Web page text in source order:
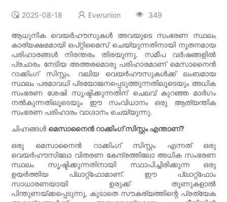
2025-08-18 Everunion 349
ആധുനിക വെയർഹൗസുകൾ അവയുടെ സംഭരണ സ്ഥലം
കാര്യക്ഷമമായി ഒപ്റ്റിമൈസ് ചെയ്യുന്നതിനായി നൂതനമായ
പരിഹാരങ്ങൾ നിരന്തരം തിരയുന്നു. സമീപ വർഷങ്ങളിൽ
പ്രചാരം നേടിയ അത്തരമൊരു പരിഹാരമാണ് മെസാനൈൻ
റാക്കിംഗ് സിസ്റ്റം. വലിയ വെയർഹൗസുകൾക്ക് ലംബമായ
സ്ഥലം പരമാവധി പ്രയോജനപ്പെടുത്തുന്നതിലൂടെയും അധിക
സംഭരണ ശേഷി സൃഷ്ടിക്കുന്നതിന് ചെലവ് കുറഞ്ഞ മാർഗം
നൽകുന്നതിലൂടെയും ഈ സംവിധാനം ഒരു ആത്യന്തിക
സംഭരണ പരിഹാരം വാഗ്ദാനം ചെയ്യുന്നു.
ചിഹ്നങ്ങൾ മെസാനൈൻ റാക്കിംഗ് സിസ്റ്റം എന്താണ്?
ഒരു മെസാനൈൻ റാക്കിംഗ് സിസ്റ്റം എന്നത് ഒരു
വെയർഹൗസിലോ വിതരണ കേന്ദ്രത്തിലോ അധിക സംഭരണ
സ്ഥലം സൃഷ്ടിക്കുന്നതിനായി സ്ഥാപിച്ചിരിക്കുന്ന ഒരു
ഉയർത്തിയ പ്ലാറ്റ്‌ഫോമാണ്. ഈ പ്ലാറ്റ്‌ഫോം
സാധാരണയായി ഉരുക്ക് തൂണുകളാൽ
പിന്തുണയ്ക്കപ്പെടുന്നു, കൂടാതെ സൗകര്യത്തിന്റെ പ്രത്യേക